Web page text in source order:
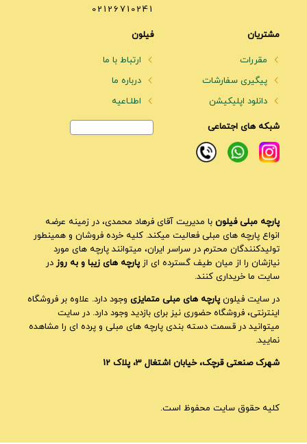
02126710241
مشتریان
مقررات
پیگیری سفارشات
دانلود اپلیکیشن
فیلون
ارتباط با ما
درباره ما
اطلـاعیه
شبکه های اجتماعی
پارچه مبلی فیلون با مدیریت آقای فرهاد محمدی، در زمینه عرضه
انواع پارچه های مبلی فعالیت میکند. کلیه خرده فروشان و همینطور
تولیدکنندگان محترم در سراسر ایران، میتوانند پارچه های مورد
نیازشان را از میان طیف گسترده ای ازپارچه های زیبا و به روز در
سایت ما خریداری کنند.
در سایت فیلونپارچه های مبلی متمایزی وجود دارد. علاوه بر فروشگاه
اینترنتی، فروشگاه حضوری نیز برای بازدید وجود دارد. در سایت
میتوانید در قسمت دسته بندی پارچه های مبلی و پرده ای را مشاهده
نمایید.
شهرک صنعتی قرچک، خیابان اشتغال 3، پلاک 12
کلیه حقوق سایت محفوظ است.